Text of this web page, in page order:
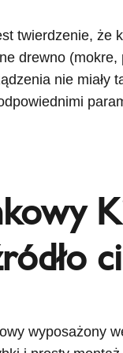
twierdzenie, że
drewno
nie miały
wyposażony